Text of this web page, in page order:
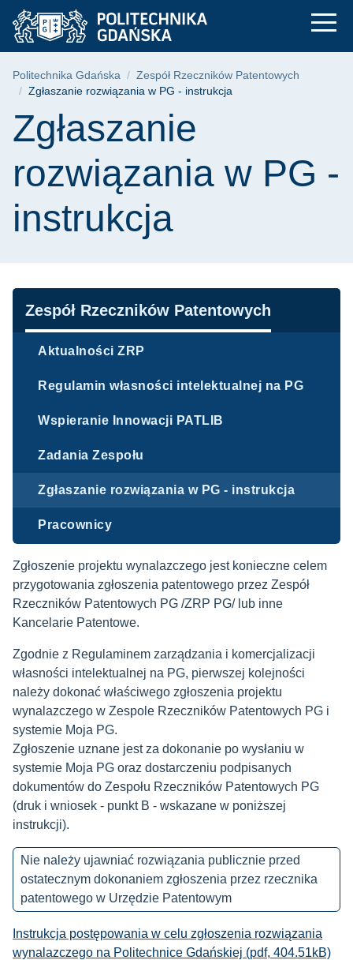
Przejdź
do
menu
Przejdź
do
wyszukiwarki
Przejdź
do
treści
Zgłaszanie
Ścieżka nawigacyjna
Politechnika Gdańska
Zespół Rzeczników Patentowych
Zgłaszanie rozwiązania w PG - instrukcja
Treść strony
Zgłaszanie
rozwiązania w PG -
instrukcja
Nawigacja
Zespół Rzeczników Patentowych
Aktualności ZRP
Regulamin własności intelektualnej na PG
Wspieranie Innowacji PATLIB
Zadania Zespołu
Zgłaszanie rozwiązania w PG - instrukcja
Pracownicy
Zgłoszenie projektu wynalazczego jest konieczne celem
przygotowania zgłoszenia patentowego przez Zespół
Rzeczników Patentowych PG /ZRP PG/ lub inne
Kancelarie Patentowe.
Zgodnie z Regulaminem zarządzania i komercjalizacji
własności intelektualnej na PG, pierwszej kolejności
należy dokonać właściwego zgłoszenia projektu
wynalazczego w Zespole Rzeczników Patentowych PG i
systemie Moja PG.
Zgłoszenie uznane jest za dokonanie po wysłaniu w
systemie Moja PG oraz dostarczeniu podpisanych
dokumentów do Zespołu Rzeczników Patentowych PG
(druk i wniosek - punkt B - wskazane w poniższej
instrukcji).
Nie należy ujawniać rozwiązania publicznie przed
ostatecznym dokonaniem zgłoszenia przez rzecznika
patentowego w Urzędzie Patentowym
Instrukcja postępowania w celu zgłoszenia rozwiązania
wynalazczego na Politechnice Gdańskiej (pdf, 404.51kB)